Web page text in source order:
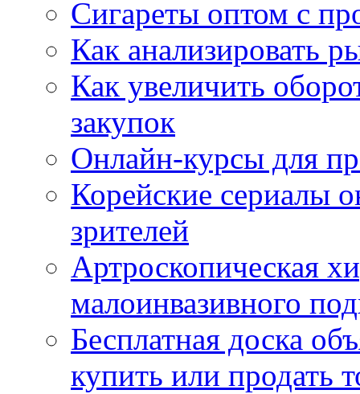
Сигареты оптом с
Как анализировать
Как увеличить
закупок
Онлайн-курсы для
Корейские сериалы
зрителей
Артроскопическая
малоинвазивного
Бесплатная доска
купить или продать